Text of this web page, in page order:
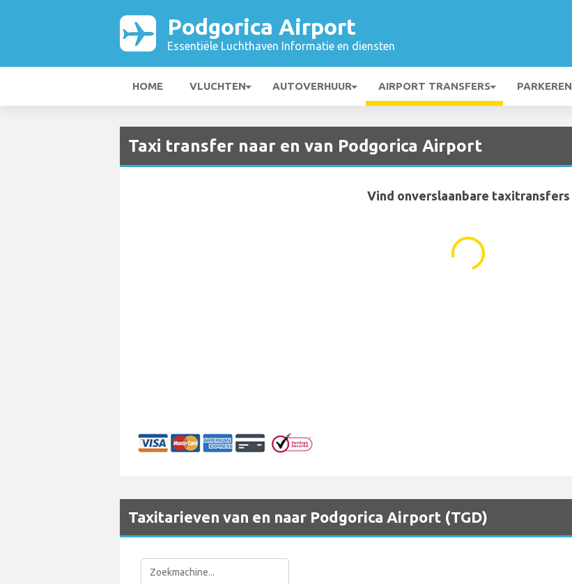
Podgorica Airport
Essentiële Luchthaven Informatie en diensten
HOME VLUCHTEN AUTOVERHUUR AIRPORT TRANSFERS PARKEREN
Taxi transfer naar en van Podgorica Airport
Vind onverslaanbare taxitransfers
Taxitarieven van en naar Podgorica Airport (TGD)